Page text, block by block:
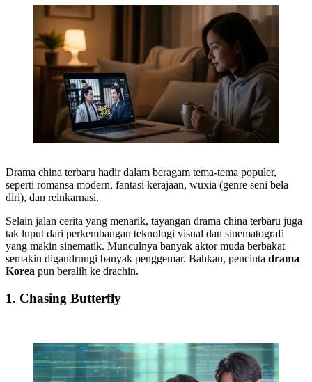
Ilustrasi cewek nonton drama China. [Foto: Gemini]
Drama china terbaru hadir dalam beragam tema-tema populer,
seperti romansa modern, fantasi kerajaan, wuxia (genre seni bela
diri), dan reinkarnasi.
Selain jalan cerita yang menarik, tayangan drama china terbaru juga
tak luput dari perkembangan teknologi visual dan sinematografi
yang makin sinematik. Munculnya banyak aktor muda berbakat
semakin digandrungi banyak penggemar. Bahkan, pencinta drama
Korea pun beralih ke drachin.
1. Chasing Butterfly